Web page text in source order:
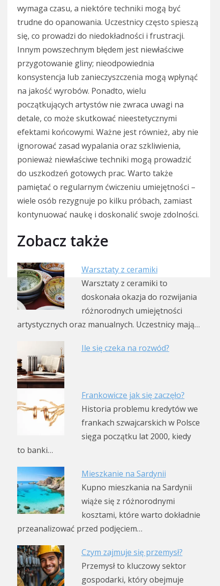
wymaga czasu, a niektóre techniki mogą być
trudne do opanowania. Uczestnicy często spieszą
się, co prowadzi do niedokładności i frustracji.
Innym powszechnym błędem jest niewłaściwe
przygotowanie gliny; nieodpowiednia
konsystencja lub zanieczyszczenia mogą wpłynąć
na jakość wyrobów. Ponadto, wielu
początkujących artystów nie zwraca uwagi na
detale, co może skutkować nieestetycznymi
efektami końcowymi. Ważne jest również, aby nie
ignorować zasad wypalania oraz szkliwienia,
ponieważ niewłaściwe techniki mogą prowadzić
do uszkodzeń gotowych prac. Warto także
pamiętać o regularnym ćwiczeniu umiejętności –
wiele osób rezygnuje po kilku próbach, zamiast
kontynuować naukę i doskonalić swoje zdolności.
Zobacz także
Warsztaty z ceramiki
Warsztaty z ceramiki to
doskonała okazja do rozwijania
różnorodnych umiejętności
artystycznych oraz manualnych. Uczestnicy mają…
Ile się czeka na rozwód?
Frankowicze jak się zaczęło?
Historia problemu kredytów we
frankach szwajcarskich w Polsce
sięga początku lat 2000, kiedy
to banki…
Mieszkanie na Sardynii
Kupno mieszkania na Sardynii
wiąże się z różnorodnymi
kosztami, które warto dokładnie
przeanalizować przed podjęciem…
Czym zajmuje się przemysł?
Przemysł to kluczowy sektor
gospodarki, który obejmuje